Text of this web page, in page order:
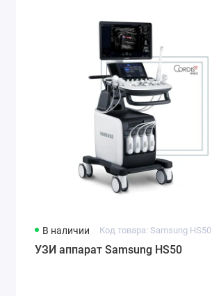
В наличии Код товара: Samsung HS50
УЗИ аппарат Samsung HS50